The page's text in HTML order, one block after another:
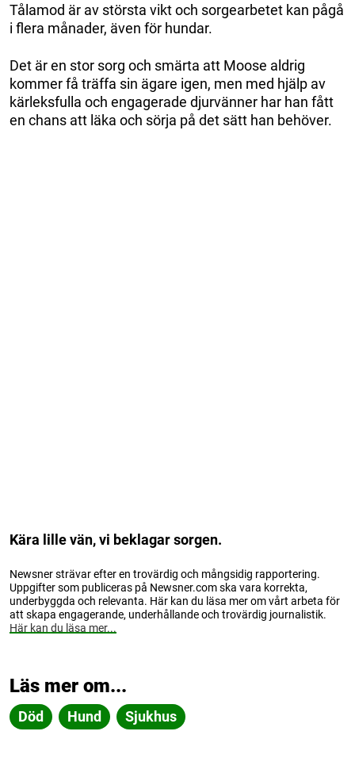
Tålamod är av största vikt och sorgearbetet kan pågå
i flera månader, även för hundar.
Det är en stor sorg och smärta att Moose aldrig
kommer få träffa sin ägare igen, men med hjälp av
kärleksfulla och engagerade djurvänner har han fått
en chans att läka och sörja på det sätt han behöver.
Kära lille vän, vi beklagar sorgen.
Newsner strävar efter en trovärdig och mångsidig rapportering.
Uppgifter som publiceras på Newsner.com ska vara korrekta,
underbyggda och relevanta. Här kan du läsa mer om vårt arbeta för
att skapa engagerande, underhållande och trovärdig journalistik.
Här kan du läsa mer...
Läs mer om...
Död Hund Sjukhus